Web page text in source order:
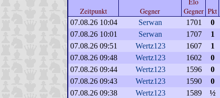
Zeitpunkt Gegner
Gegner Pkt
07.08.26 10:04 Serwan 1701
0
07.08.26 10:01
Serwan 1707
1
07.08.26 09:51
Wertz123 1607
1
07.08.26 09:48
Wertz123 1602
0
07.08.26 09:44
Wertz123 1596
0
07.08.26 09:43
Wertz123 1590
0
07.08.26 09:38
Wertz123 1589
½